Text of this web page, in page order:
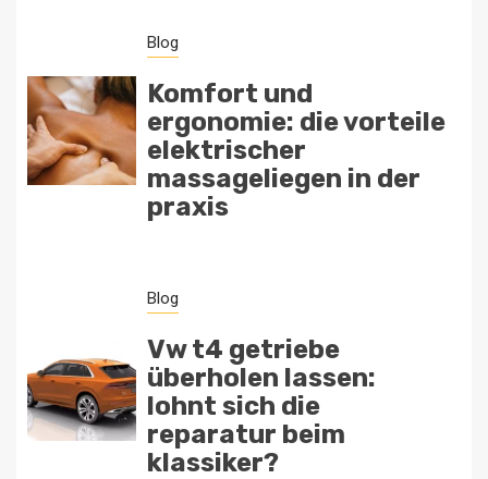
Blog
Komfort und
ergonomie: die vorteile
elektrischer
massageliegen in der
praxis
Blog
Vw t4 getriebe
überholen lassen:
lohnt sich die
reparatur beim
klassiker?